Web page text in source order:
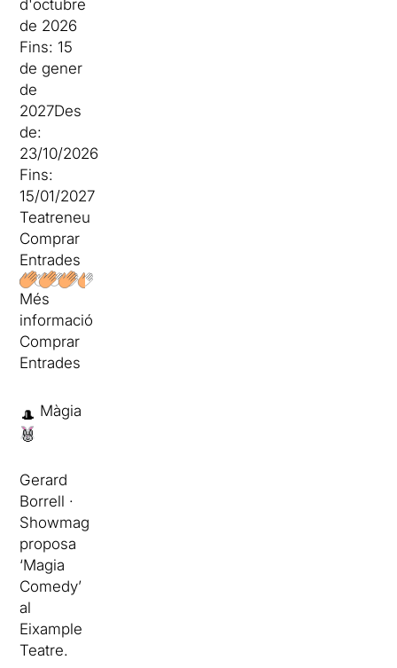
d'octubre
de 2026
Fins: 15
de gener
de
2027Des
de:
23/10/2026
Fins:
15/01/2027
Teatreneu
Comprar
Entrades
Més
informació
Comprar
Entrades
🎩 Màgia
🐰
Gerard
Borrell ·
Showmag
proposa
‘Magia
Comedy’
al
Eixample
Teatre.